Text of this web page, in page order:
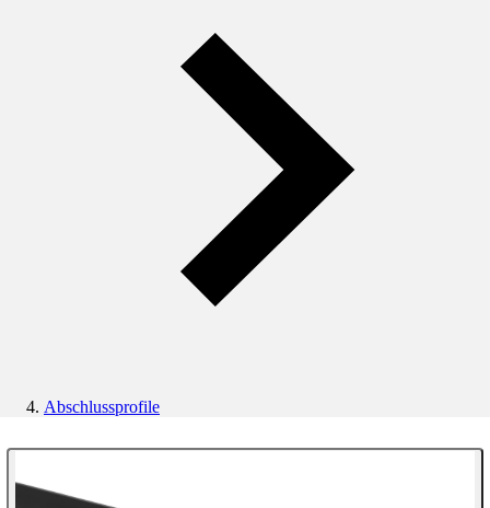
Abschlussprofile